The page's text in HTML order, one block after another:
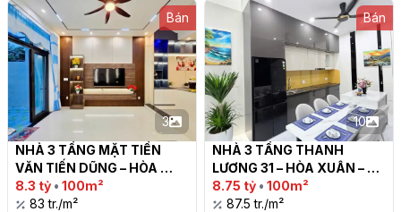
Bán
3
NHÀ 3 TẦNG MẶT TIỀN
VĂN TIẾN DŨNG – HÒA
XUÂN – 8,3 tỷ
8.3 tỷ • 100m²
83 tr./m²
Bán
10
NHÀ 3 TẦNG THANH
LƯƠNG 31 – HÒA XUÂN –
GIÁ 8.75 TỶ!
8.75 tỷ • 100m²
87.5 tr./m²